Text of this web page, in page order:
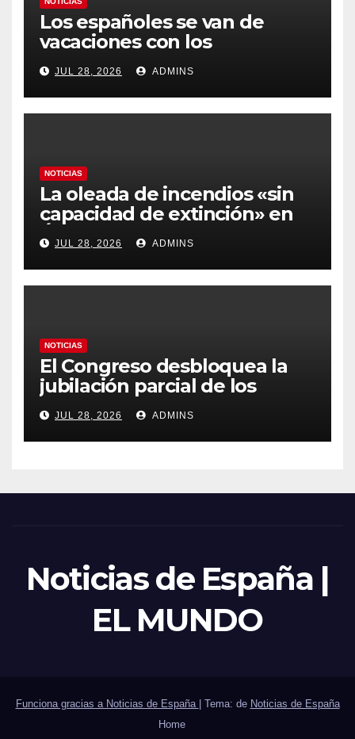
Los españoles se van de
vacaciones con los
carburantes hasta un 21%
más caros que el año pasado
y los hoteles disparados
JUL 28, 2026 ADMINS
NOTICIAS
La oleada de incendios «sin
capacidad de extinción» en
Ávila y al oeste de Madrid
obliga a declarar la
emergencia nacional
JUL 28, 2026 ADMINS
NOTICIAS
El Congreso desbloquea la
jubilación parcial de los
trabajadores laborales del
sector público
JUL 28, 2026 ADMINS
Noticias de España |
EL MUNDO
Funciona gracias a Noticias de España Tema: de Noticias de España
Home